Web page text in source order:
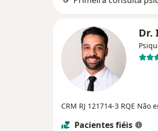
Dr.
CRM RJ 121714-3 RQE Não
Pacientes fiéis